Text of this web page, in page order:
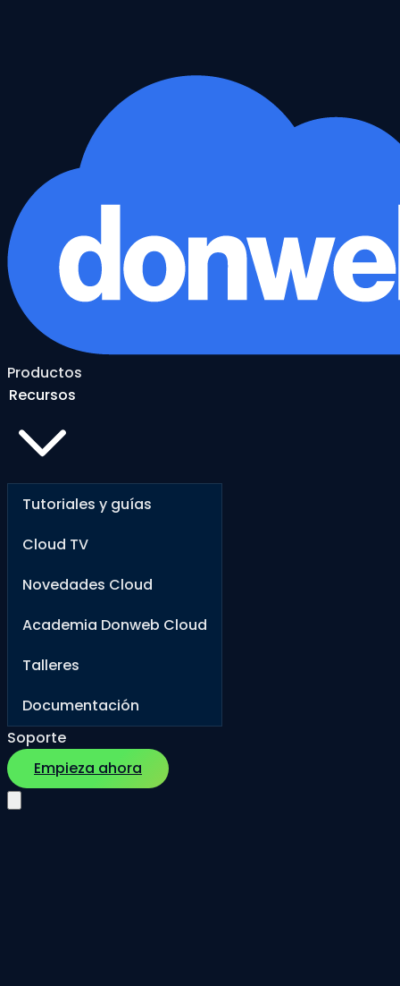
Productos
Recursos
Tutoriales y guías
Cloud TV
Novedades Cloud
Academia Donweb Cloud
Talleres
Documentación
Soporte
Empieza ahora